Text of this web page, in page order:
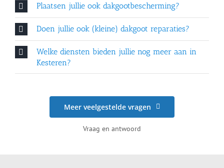
Plaatsen jullie ook dakgootbescherming?
Doen jullie ook (kleine) dakgoot reparaties?
Welke diensten bieden jullie nog meer aan in
Kesteren?
Meer veelgestelde vragen
Vraag en antwoord